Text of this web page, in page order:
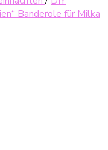
Banderole für Milka